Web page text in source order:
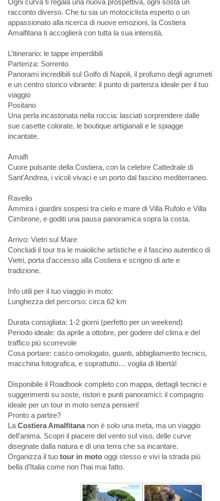
Ogni curva ti regala una nuova prospettiva, ogni sosta un
racconto diverso. Che tu sia un motociclista esperto o un
appassionato alla ricerca di nuove emozioni, la Costiera
Amalfitana ti accoglierà con tutta la sua intensità.
L’itinerario: le tappe imperdibili
Partenza: Sorrento
Panorami incredibili sul Golfo di Napoli, il profumo degli agrumeti
e un centro storico vibrante: il punto di partenza ideale per il tuo
viaggio
Positano
Una perla incastonata nella roccia: lasciati sorprendere dalle
sue casette colorate, le boutique artigianali e le spiagge
incantate.
Amalfi
Cuore pulsante della Costiera, con la celebre Cattedrale di
Sant’Andrea, i vicoli vivaci e un porto dal fascino mediterraneo.
Ravello
Ammira i giardini sospesi tra cielo e mare di Villa Rufolo e Villa
Cimbrone, e goditi una pausa panoramica sopra la costa.
Arrivo: Vietri sul Mare
Concludi il tour tra le maioliche artistiche e il fascino autentico di
Vietri, porta d’accesso alla Costiera e scrigno di arte e
tradizione.
Info utili per il tuo viaggio in moto:
Lunghezza del percorso: circa 62 km
Durata consigliata: 1-2 giorni (perfetto per un weekend)
Periodo ideale: da aprile a ottobre, per godere del clima e del
traffico più scorrevole
Cosa portare: casco omologato, guanti, abbigliamento tecnico,
macchina fotografica, e soprattutto… voglia di libertà!
Disponibile il Roadbook completo con mappa, dettagli tecnici e
suggerimenti su soste, ristori e punti panoramici: il compagno
ideale per un tour in moto senza pensieri!
Pronto a partire?
La Costiera Amalfitananon è solo una meta, ma un viaggio
dell’anima. Scopri il piacere del vento sul viso, delle curve
disegnate dalla natura e di una terra che sa incantare.
Organizza il tuo tour in motooggi stesso e vivi la strada più
bella d’Italia come non l’hai mai fatto.